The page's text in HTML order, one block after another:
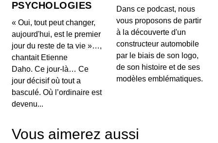
00:03:04 - IL Y A 1 MOIS
Aujourd'hui, on ne va pas parler de génération de
texte ou de simples résumés de réunions, mais d...
Intelligence artificielle : la presse
française réclame 80 millions d’euros à
Brave
00:03:14 - IL Y A 1 MOIS
Aujourd'hui, nous décortiquons ce qui s'annonce
europ...
trois leçons majeures à retenir de cet
00:03:11 - IL Y A 1 MOIS
PSYCHOLOGIES
« Oui, tout peut changer,
aujourd'hui, est le premier
jour du reste de ta vie »…,
chantait Etienne
Daho. Ce jour-là… Ce
jour décisif où tout a
basculé. Où l’ordinaire est
devenu...
Dans ce podcast, nous
vous proposons de partir
à la découverte d'un
constructeur automobile
par le biais de son logo,
de son histoire et de ses
modèles emblématiques.
Vous aimerez aussi